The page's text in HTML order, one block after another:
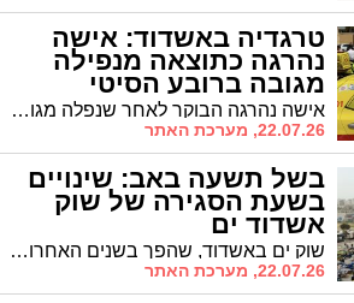
טרגדיה באשדוד: אישה
נהרגה כתוצאה מנפילה
מגובה ברובע הסיטי
אישה נהרגה הבוקר לאחר שנפלה מגובה רב בנסיבות טראגיות במבנה מגורים ברובע הסיטי באשדוד. הצוותים הרפואיים ביצעו בה פעולות החייאה מתקדמות, אך פציעותיה היו קריטיות ובסופו של דבר נאלצו לקבוע את מותה בזירה
22.07.26, מערכת האתר
בשל תשעה באב: שינויים
בשעת הסגירה של שוק
אשדוד ים
שוק ים באשדוד, שהפך בשנים האחרונות לאחד ממוקדי הבילוי והקולינריה הפופולריים בישראל, פועל כמדי יום רביעי ברחבת החוף, אך יסגור היום את שעריו מוקדם מהרגיל.
22.07.26, מערכת האתר